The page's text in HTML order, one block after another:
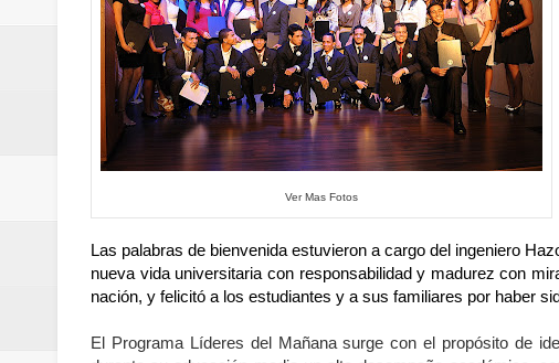
SEPROI obtiene certificación ISO 37001
Antisoborno certificado
Humano Seguros transforma la emisión
la batuta del maestro José Antonio
Ver Mas Fotos
Las palabras de bienvenida estuvieron a cargo del ingeniero
nueva vida universitaria con responsabilidad y madurez con
nación, y felicitó a los estudiantes y a sus familiares por haber
El Programa Líderes del Mañana surge con el propósito de